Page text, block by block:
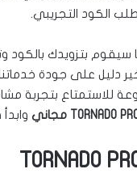
الكود التجريبي.
سيقوم بتزويدك
على جودة خدماتنا.
للاستمتاع بتجربة